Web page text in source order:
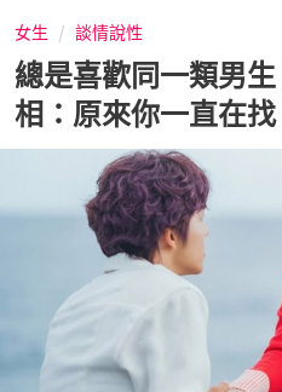
女生 談情說性
總是喜歡同一類男
相：原來你一直在找